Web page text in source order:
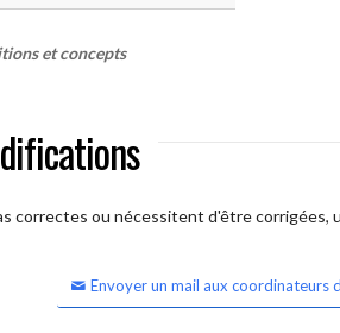
et concepts
correctes ou nécessitent d'être corrigées,
Envoyer un mail aux coordinateurs